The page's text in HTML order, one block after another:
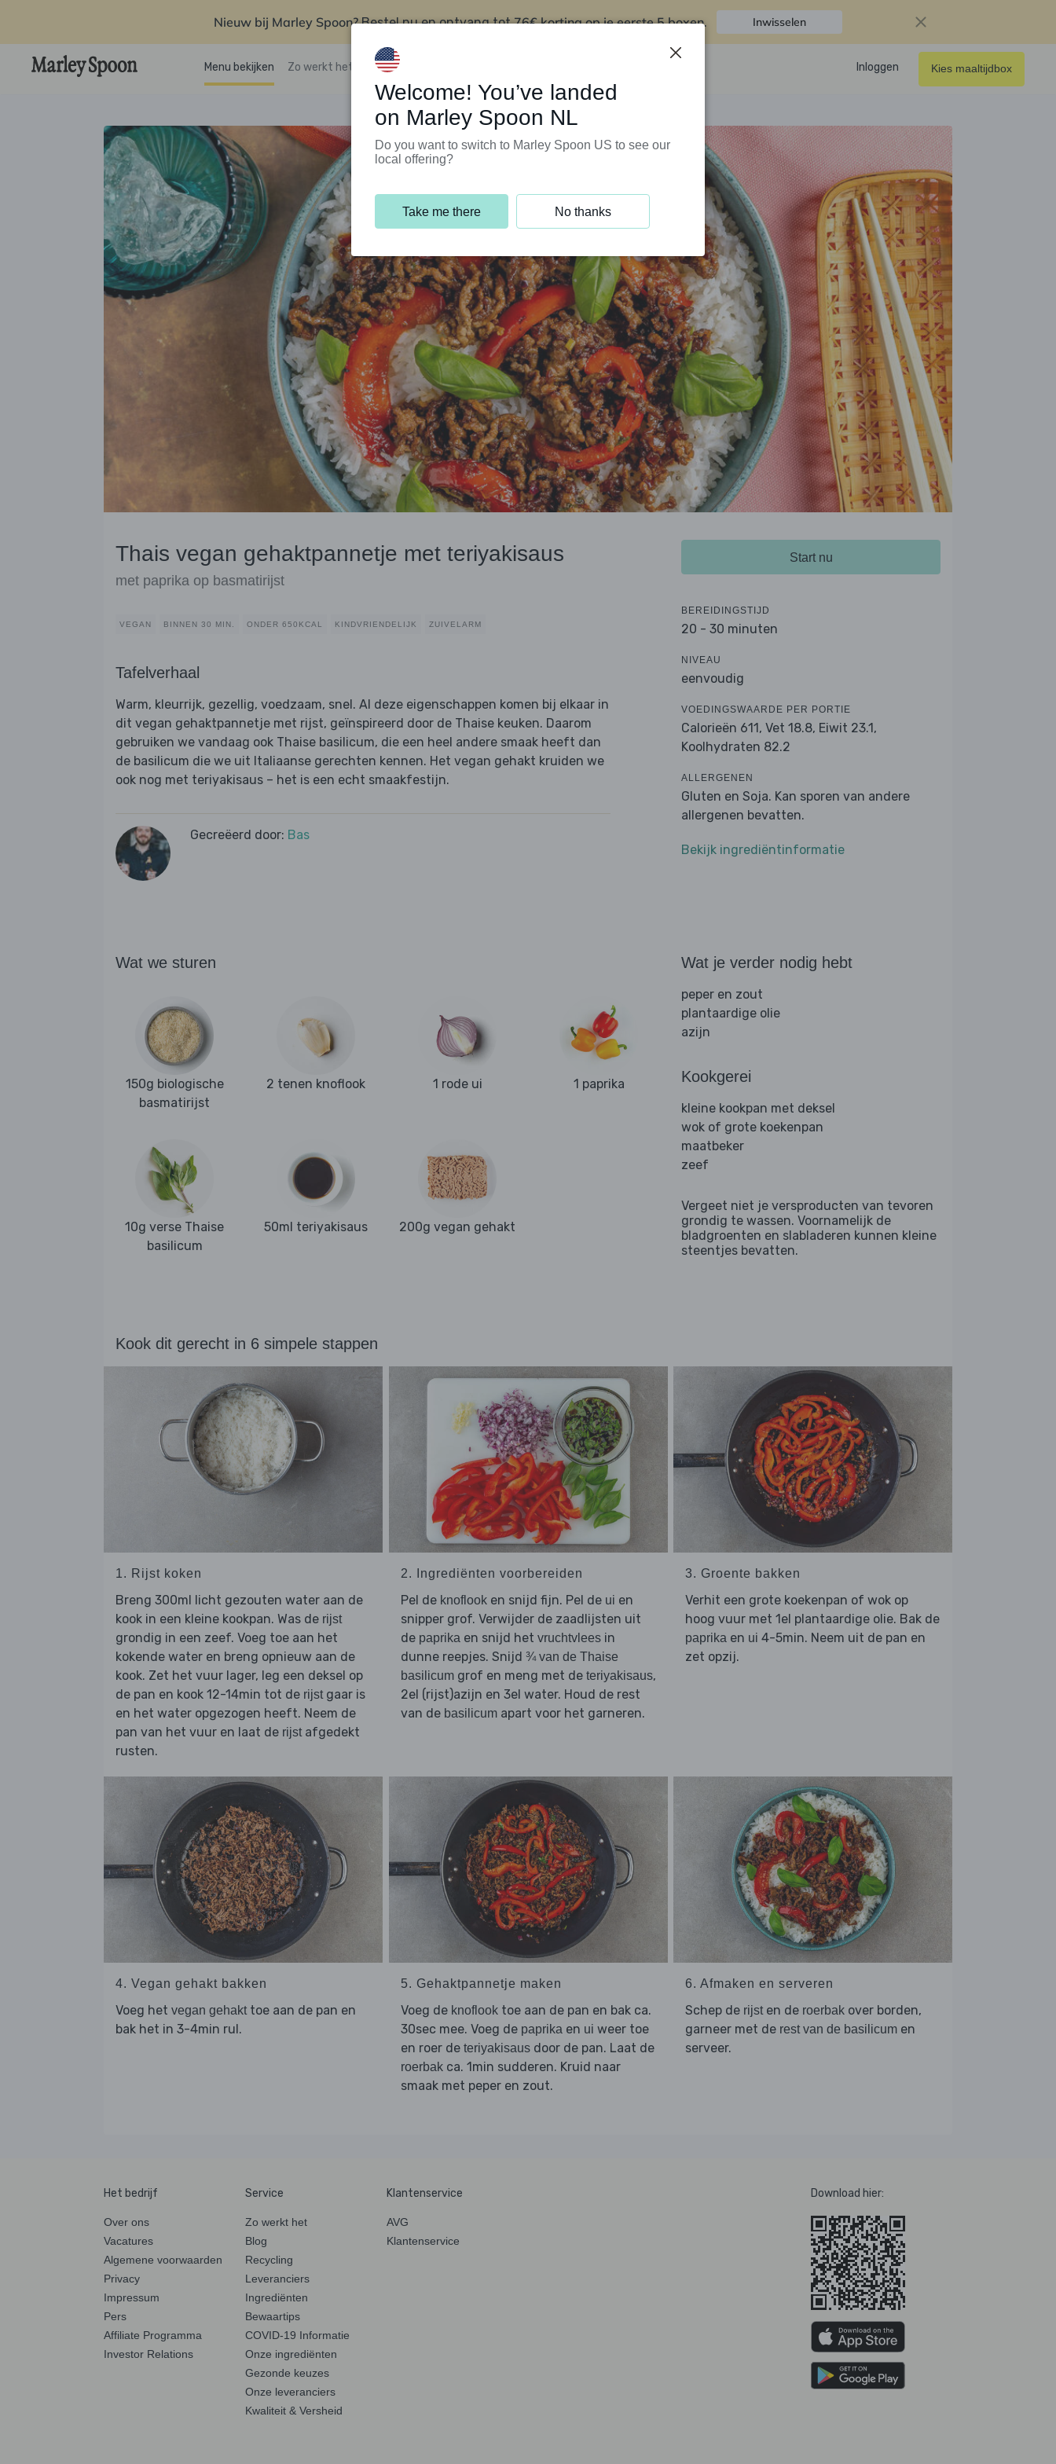
Nieuw bij Marley Spoon?Bestel nu en ontvang tot76€ korting op je eerste 5 boxen. Inwisselen
Menu bekijken Zo werkt het Klantenservice Inloggen Kies maaltijdbox
Thais vegan gehaktpannetje met teriyakisaus
met paprika op basmatirijst
VEGAN BINNEN 30 MIN. ONDER 650KCAL KINDVRIENDELIJK ZUIVELARM
Tafelverhaal
Warm, kleurrijk, gezellig, voedzaam, snel. Al deze eigenschappen komen bij elkaar in
dit vegan gehaktpannetje met rijst, geïnspireerd door de Thaise keuken. Daarom
gebruiken we vandaag ook Thaise basilicum, die een heel andere smaak heeft dan
de basilicum die we uit Italiaanse gerechten kennen. Het vegan gehakt kruiden we
ook nog met teriyakisaus – het is een echt smaakfestijn.
Gecreëerd door: Bas
Start nu
BEREIDINGSTIJD
20 - 30 minuten
NIVEAU
eenvoudig
VOEDINGSWAARDE PER PORTIE
Calorieën 611, Vet 18.8, Eiwit 23.1,
Koolhydraten 82.2
ALLERGENEN
Gluten en Soja. Kan sporen van andere
allergenen bevatten.
Bekijk ingrediëntinformatie
Wat we sturen
150g biologische
basmatirijst
2 tenen knoflook 1 rode ui 1 paprika
10g verse Thaise
basilicum
50ml teriyakisaus 200g vegan gehakt
Wat je verder nodig hebt
peper en zout
plantaardige olie
azijn
Kookgerei
kleine kookpan met deksel
wok of grote koekenpan
maatbeker
zeef
Vergeet niet je versproducten van tevoren
grondig te wassen. Voornamelijk de
bladgroenten en slabladeren kunnen kleine
steentjes bevatten.
Kook dit gerecht in 6 simpele stappen
1. Rijst koken
Breng 300ml licht gezouten water aan de
kook in een kleine kookpan. Was de rijst
grondig in een zeef. Voeg toe aan het
kokende water en breng opnieuw aan de
kook. Zet het vuur lager, leg een deksel op
de pan en kook 12-14min tot de rijstgaar is
en het water opgezogen heeft. Neem de
pan van het vuur en laat de rijstafgedekt
rusten.
2. Ingrediënten voorbereiden
Pel de knoflooken snijd fijn. Pel de ui en
snipper grof. Verwijder de zaadlijsten uit
de paprikaen snijd het vruchtvleesin
dunne reepjes. Snijd ¾ van de Thaise
basilicumgrof en meng met de teriyakisaus,
2el (rijst)azijn en 3el water. Houd de rest
van de basilicumapart voor het garneren.
3. Groente bakken
Verhit een grote koekenpan of wok op
hoog vuur met 1el plantaardige olie. Bak de
paprika en ui 4-5min. Neem uit de pan en
zet opzij.
4. Vegan gehakt bakken
Voeg het vegan gehakt toe aan de pan en
bak het in 3-4min rul.
5. Gehaktpannetje maken
Voeg de knoflooktoe aan de pan en bak ca.
30sec mee. Voeg de paprika en ui weer toe
en roer de teriyakisausdoor de pan. Laat de
roerbakca. 1min sudderen. Kruid naar
smaak met peper en zout.
6. Afmaken en serveren
Schep de rijst en de roerbak over borden,
garneer met de rest van de basilicum en
serveer.
Het bedrijf
Over ons
Vacatures
Algemene voorwaarden
Privacy
Impressum
Pers
Affiliate Programma
Investor Relations
Service
Zo werkt het
Blog
Recycling
Leveranciers
Ingrediënten
Bewaartips
COVID-19 Informatie
Onze ingrediënten
Gezonde keuzes
Onze leveranciers
Kwaliteit & Versheid
Klantenservice
AVG
Klantenservice
Download hier:
Welcome! You’ve landed
on Marley Spoon NL
Do you want to switch to Marley Spoon US to see our
local offering?
Take me there No thanks